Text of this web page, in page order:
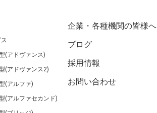
(アドヴァンス)
(アドヴァンス2)
(アルファ)
(アルファセカンド)
企業・各種機関の皆様へ
ブログ
採用情報
お問い合わせ